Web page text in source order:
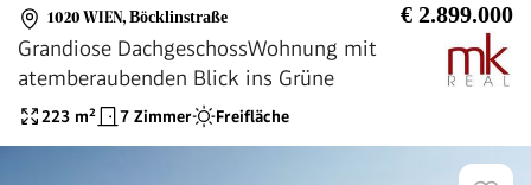
1020 WIEN, Böcklinstraße € 2.899.000
Grandiose DachgeschossWohnung mit
atemberaubenden Blick ins Grüne
223 m² 7 Zimmer Freifläche